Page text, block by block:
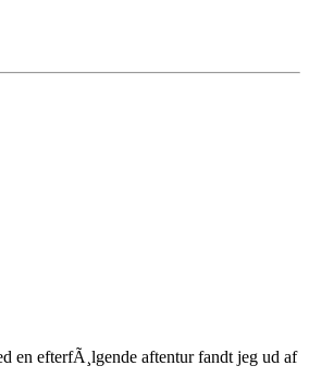
en efterfÃ¸lgende aftentur fandt jeg ud af